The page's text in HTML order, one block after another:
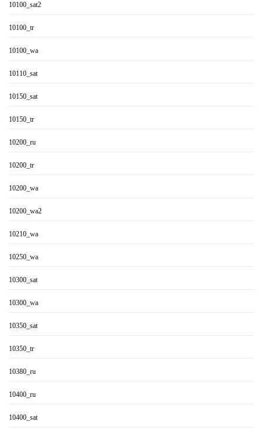
10100_sat2
10100_tr
10100_wa
10110_sat
10150_sat
10150_tr
10200_ru
10200_tr
10200_wa
10200_wa2
10210_wa
10250_wa
10300_sat
10300_wa
10350_sat
10350_tr
10380_ru
10400_ru
10400_sat